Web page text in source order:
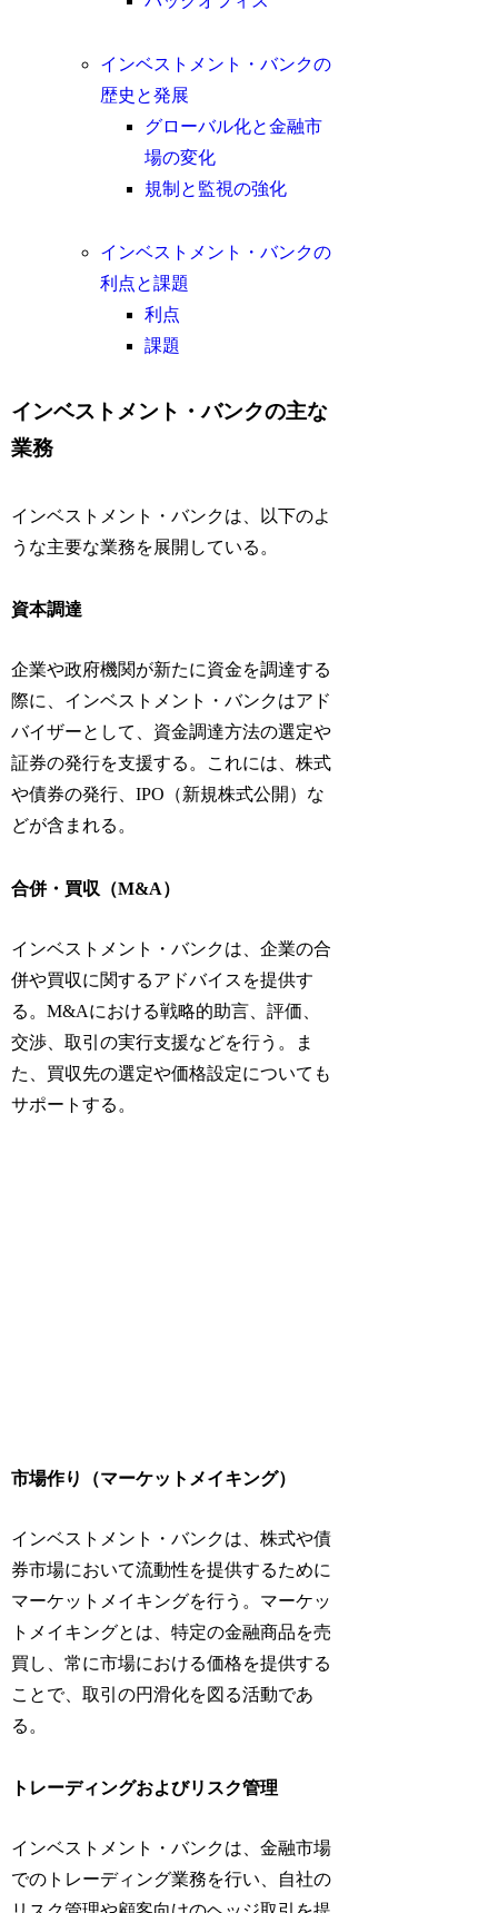
インベストメント・バンクの
歴史と発展
グローバル化と金融市
場の変化
規制と監視の強化
インベストメント・バンクの
利点と課題
利点
課題
インベストメント・バンクの主な
業務
インベストメント・バンクは、以下のよ
うな主要な業務を展開している。
資本調達
企業や政府機関が新たに資金を調達する
際に、インベストメント・バンクはアド
バイザーとして、資金調達方法の選定や
証券の発行を支援する。これには、株式
や債券の発行、IPO（新規株式公開）な
どが含まれる。
合併・買収（M&A）
インベストメント・バンクは、企業の合
併や買収に関するアドバイスを提供す
る。M&Aにおける戦略的助言、評価、
交渉、取引の実行支援などを行う。ま
た、買収先の選定や価格設定についても
サポートする。
市場作り（マーケットメイキング）
インベストメント・バンクは、株式や債
券市場において流動性を提供するために
マーケットメイキングを行う。マーケッ
トメイキングとは、特定の金融商品を売
買し、常に市場における価格を提供する
ことで、取引の円滑化を図る活動であ
る。
トレーディングおよびリスク管理
インベストメント・バンクは、金融市場
でのトレーディング業務を行い、自社の